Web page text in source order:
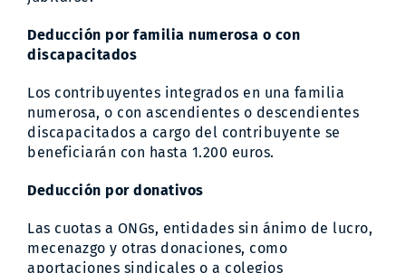
Deducción por familia numerosa o con
discapacitados
Los contribuyentes integrados en una familia
numerosa, o con ascendientes o descendientes
discapacitados a cargo del contribuyente se
beneficiarán con hasta 1.200 euros.
Deducción por donativos
Las cuotas a ONGs, entidades sin ánimo de lucro,
mecenazgo y otras donaciones, como
aportaciones sindicales o a colegios